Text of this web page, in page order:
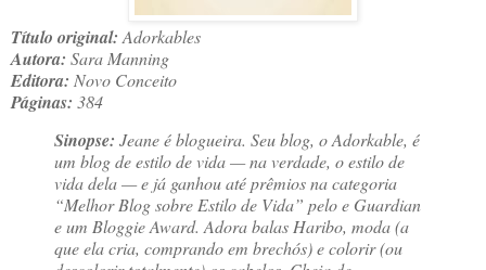
Título original: Adorkables
Autora: Sara Manning
Editora: Novo Conceito
Páginas: 384
Sinopse: Jeane é blogueira. Seu blog, o Adorkable, é
um blog de estilo de vida — na verdade, o estilo de
vida dela — e já ganhou até prêmios na categoria
“Melhor Blog sobre Estilo de Vida” pelo e Guardian
e um Bloggie Award. Adora balas Haribo, moda (a
que ela cria, comprando em brechós) e colorir (ou